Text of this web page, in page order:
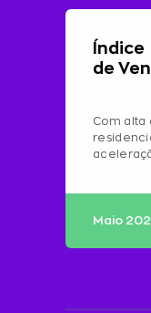
Índice
de
Com alta
Maio